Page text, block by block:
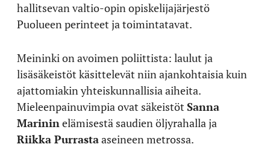
hallitsevan valtio-opin opiskelijajärjestö
Puolueen perinteet ja toimintatavat.
Meininki on avoimen poliittista: laulut ja
lisäsäkeistöt käsittelevät niin ajankohtaisia kuin
ajattomiakin yhteiskunnallisia aiheita.
Mieleenpainuvimpia ovat säkeistöt Sanna
Marininelämisestä saudien öljyrahalla ja
Riikka Purrastaaseineen metrossa.